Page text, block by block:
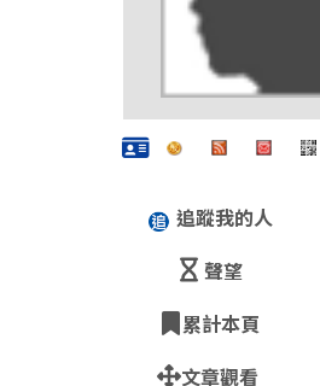
追蹤我的人
聲望
累計本頁
文章觀看